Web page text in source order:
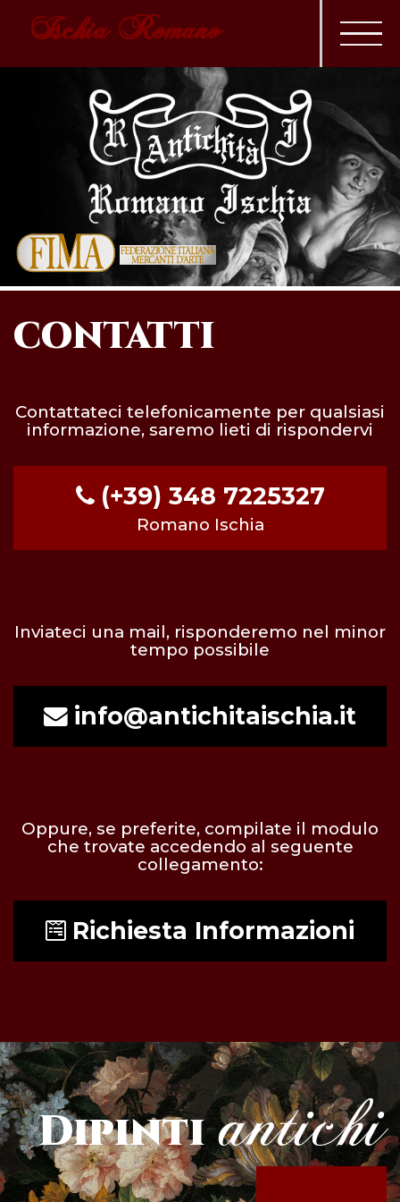
Ischia Romano
CONTATTI
Contattateci telefonicamente per qualsiasi
informazione, saremo lieti di rispondervi
(+39) 348 7225327
Romano Ischia
Inviateci una mail, risponderemo nel minor
tempo possibile
info@antichitaischia.it
Oppure, se preferite, compilate il modulo
che trovate accedendo al seguente
collegamento:
Richiesta Informazioni
Dipinti antichi